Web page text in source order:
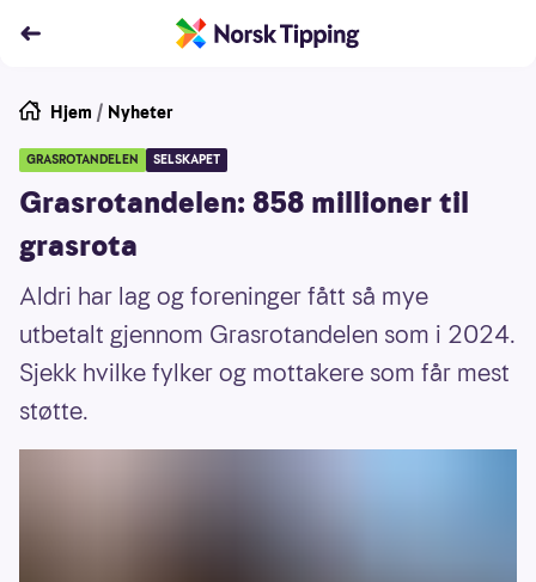
Hjem / Nyheter
GRASROTANDELEN SELSKAPET
Grasrotandelen: 858 millioner til
grasrota
Aldri har lag og foreninger fått så mye
utbetalt gjennom Grasrotandelen som i 2024.
Sjekk hvilke fylker og mottakere som får mest
støtte.